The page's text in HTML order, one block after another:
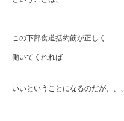
この下部食道括約筋が正しく
働いてくれれば
いいということになるのだが、、、